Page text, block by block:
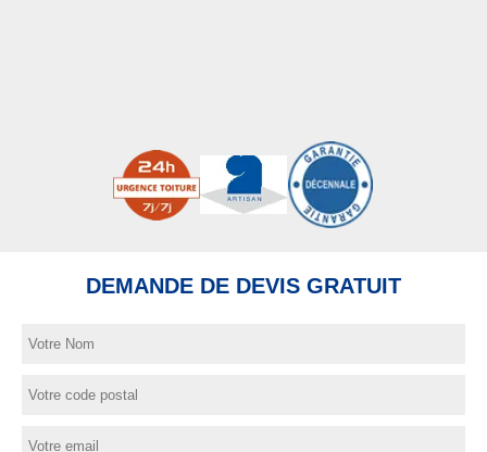
DEMANDE DE DEVIS GRATUIT